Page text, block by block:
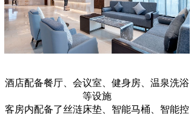
酒店配备餐厅、会议室、健身房、温泉洗浴
等设施
客房内配备了丝涟床垫、智能马桶、智能控